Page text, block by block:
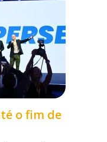
o fim de